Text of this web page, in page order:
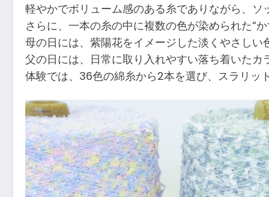
軽やかでボリューム感のある糸でありながら、
さらに、一本の糸の中に複数の色が染められた“
母の日には、紫陽花をイメージした淡くやさしい
父の日には、日常に取り入れやすい落ち着いたカ
体験では、36色の綿糸から2本を選び、スラリッ